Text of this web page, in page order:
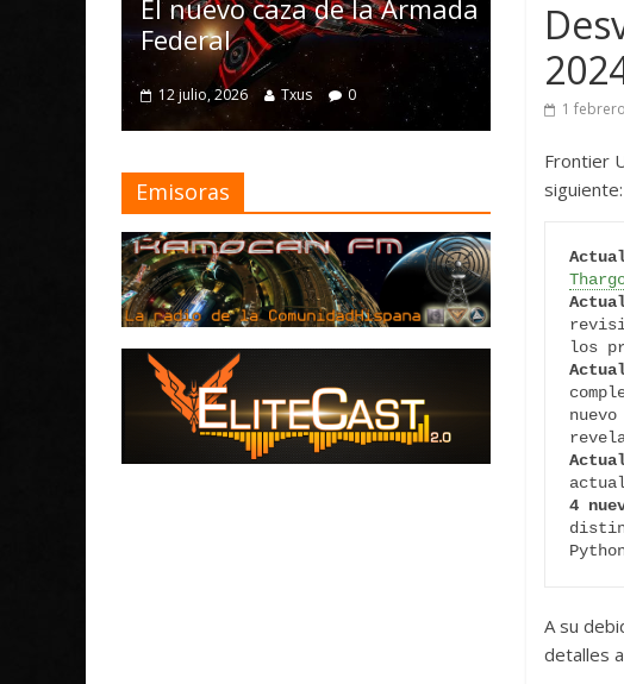
1
Frontier
siguiente:
4
A su
detalles
caza de la Armada
mejoras
4 julio, 2026
Emisoras